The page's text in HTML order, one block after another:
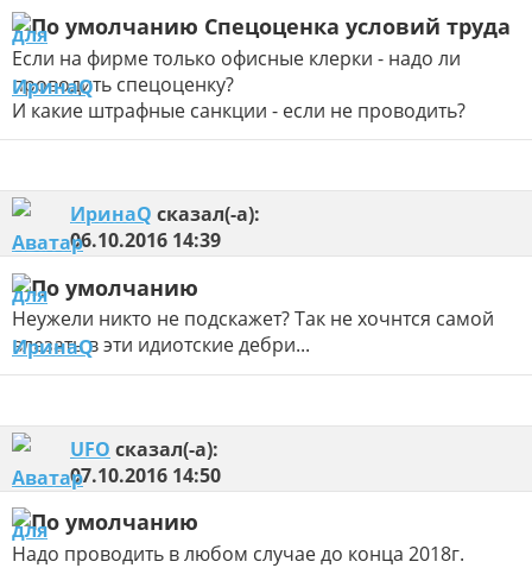
Спецоценка условий труда
Если на фирме только офисные клерки - надо ли
проводить спецоценку?
И какие штрафные санкции - если не проводить?
ИринаQ сказал(-а):
06.10.2016 14:39
Неужели никто не подскажет? Так не хочнтся самой
влезать в эти идиотские дебри...
UFO сказал(-а):
07.10.2016 14:50
Надо проводить в любом случае до конца 2018г.